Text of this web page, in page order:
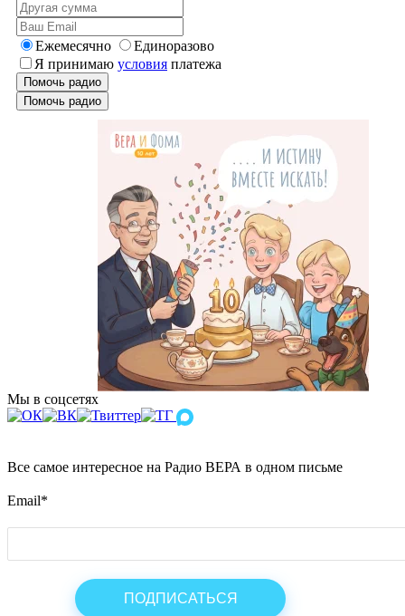
Ежемесячно
Единоразово
Я принимаю условия платежа
Помочь радио
Помочь радио
Мы в соцсетях
Все самое интересное на Радио ВЕРА в одном письме
Email*